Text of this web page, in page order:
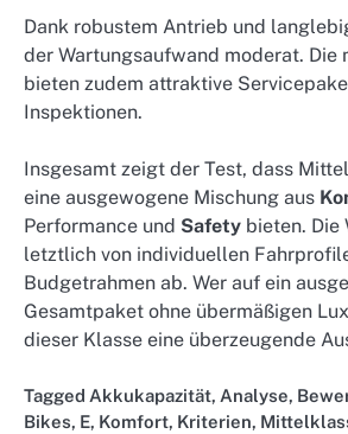
Dank robustem Antrieb und
der Wartungsaufwand moderat. Die
bieten zudem attraktive
Inspektionen.
Insgesamt zeigt der Test, dass
eine ausgewogene Mischung aus
Performance und Safety bieten. Die
letztlich von individuellen
Budgetrahmen ab. Wer auf ein
Gesamtpaket ohne übermäßigen
dieser Klasse eine überzeugende
Tagged Akkukapazität, Analyse,
Bikes, E, Komfort, Kriterien,